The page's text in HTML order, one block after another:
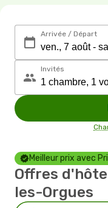
Arrivée / Départ
Invités
Meilleur prix avec
Offres
les-Orgues